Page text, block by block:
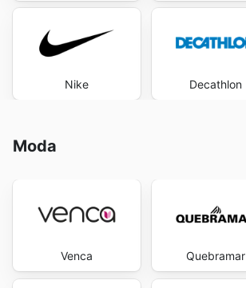
Nike Decathlon
Moda
Venca Quebramar